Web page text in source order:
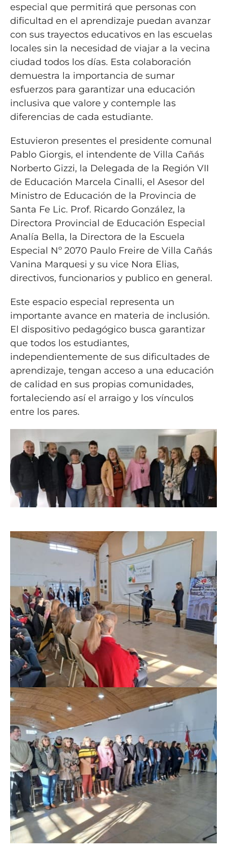
especial que permitirá que personas con
dificultad en el aprendizaje puedan avanzar
con sus trayectos educativos en las escuelas
locales sin la necesidad de viajar a la vecina
ciudad todos los días. Esta colaboración
demuestra la importancia de sumar
esfuerzos para garantizar una educación
inclusiva que valore y contemple las
diferencias de cada estudiante.
Estuvieron presentes el presidente comunal
Pablo Giorgis, el intendente de Villa Cañás
Norberto Gizzi, la Delegada de la Región VII
de Educación Marcela Cinalli, el Asesor del
Ministro de Educación de la Provincia de
Santa Fe Lic. Prof. Ricardo González, la
Directora Provincial de Educación Especial
Analía Bella, la Directora de la Escuela
Especial Nº 2070 Paulo Freire de Villa Cañás
Vanina Marquesi y su vice Nora Elias,
directivos, funcionarios y publico en general.
Este espacio especial representa un
importante avance en materia de inclusión.
El dispositivo pedagógico busca garantizar
que todos los estudiantes,
independientemente de sus dificultades de
aprendizaje, tengan acceso a una educación
de calidad en sus propias comunidades,
fortaleciendo así el arraigo y los vínculos
entre los pares.